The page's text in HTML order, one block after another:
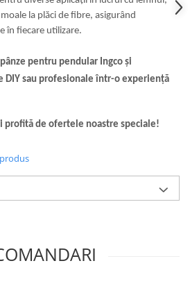
la plăci de fibre, asigurând
în fiecare utilizare.
pentru pendular Ingco și
sau profesionale într-o experiență
profită de ofertele noastre speciale!